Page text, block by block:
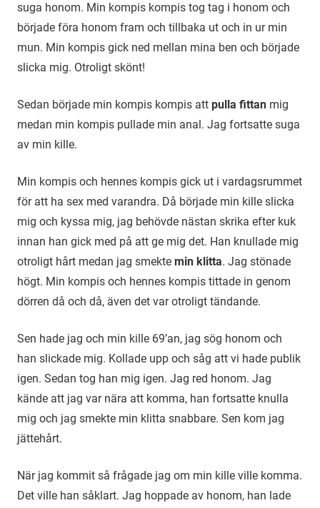
suga honom. Min kompis kompis tog tag i honom och
började föra honom fram och tillbaka ut och in ur min
mun. Min kompis gick ned mellan mina ben och började
slicka mig. Otroligt skönt!
Sedan började min kompis kompis att pulla fittan mig
medan min kompis pullade min anal. Jag fortsatte suga
av min kille.
Min kompis och hennes kompis gick ut i vardagsrummet
för att ha sex med varandra. Då började min kille slicka
mig och kyssa mig, jag behövde nästan skrika efter kuk
innan han gick med på att ge mig det. Han knullade mig
otroligt hårt medan jag smekte min klitta. Jag stönade
högt. Min kompis och hennes kompis tittade in genom
dörren då och då, även det var otroligt tändande.
Sen hade jag och min kille 69’an, jag sög honom och
han slickade mig. Kollade upp och såg att vi hade publik
igen. Sedan tog han mig igen. Jag red honom. Jag
kände att jag var nära att komma, han fortsatte knulla
mig och jag smekte min klitta snabbare. Sen kom jag
jättehårt.
När jag kommit så frågade jag om min kille ville komma.
Det ville han såklart. Jag hoppade av honom, han lade